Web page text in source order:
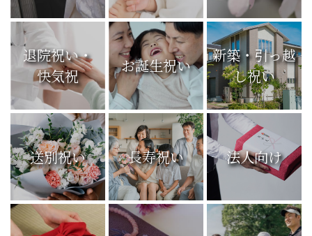
退院祝い・
快気祝
お誕生祝い
新築・引っ越
し祝い
送別祝い 長寿祝い 法人向け